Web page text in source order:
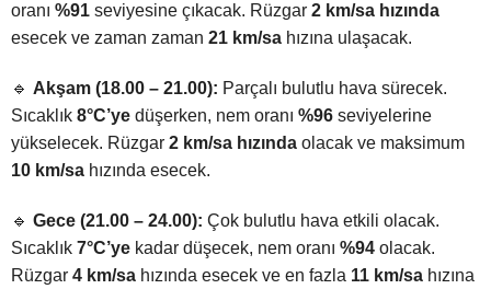
oranı %91 seviyesine çıkacak. Rüzgar 2 km/sa hızında
esecek ve zaman zaman 21 km/sa hızına ulaşacak.
🔹 Akşam (18.00 – 21.00): Parçalı bulutlu hava sürecek.
Sıcaklık 8°C’ye düşerken, nem oranı %96 seviyelerine
yükselecek. Rüzgar 2 km/sa hızında olacak ve maksimum
10 km/sa hızında esecek.
🔹 Gece (21.00 – 24.00): Çok bulutlu hava etkili olacak.
Sıcaklık 7°C’ye kadar düşecek, nem oranı %94 olacak.
Rüzgar 4 km/sa hızında esecek ve en fazla 11 km/sa hızına